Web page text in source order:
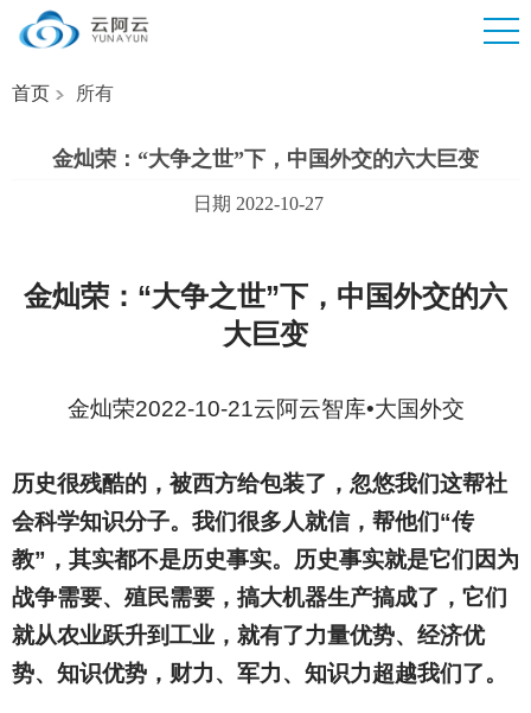
首页 所有
金灿荣：“大争之世”下，中国外交的六大巨变
日期 2022-10-27
金灿荣：“大争之世”下，中国外交的六
大巨变
金灿荣2022-10-21云阿云智库•大国外交
历史很残酷的，被西方给包装了，忽悠我们这帮社
会科学知识分子。我们很多人就信，帮他们“传
教”，其实都不是历史事实。历史事实就是它们因为
战争需要、殖民需要，搞大机器生产搞成了，它们
就从农业跃升到工业，就有了力量优势、经济优
势、知识优势，财力、军力、知识力超越我们了。